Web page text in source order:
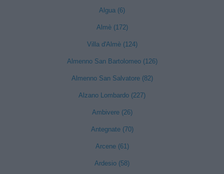
Algua (6)
Almè (172)
Villa d'Almè (124)
Almenno San Bartolomeo (126)
Almenno San Salvatore (82)
Alzano Lombardo (227)
Ambivere (26)
Antegnate (70)
Arcene (61)
Ardesio (58)